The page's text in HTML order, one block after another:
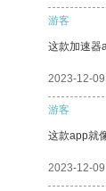
游客
这款加速器
2023-12-09
游客
这款app就
2023-12-09